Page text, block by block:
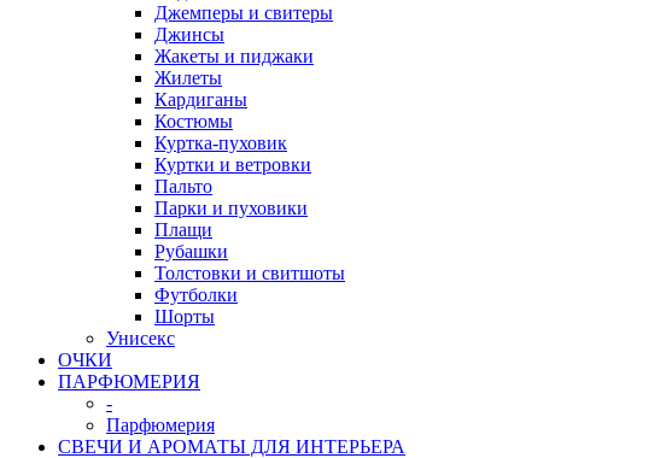
Джемперы и свитеры
Джинсы
Жакеты и пиджаки
Жилеты
Кардиганы
Костюмы
Куртка-пуховик
Куртки и ветровки
Пальто
Парки и пуховики
Плащи
Рубашки
Толстовки и свитшоты
Футболки
Шорты
Унисекс
ОЧКИ
ПАРФЮМЕРИЯ
-
Парфюмерия
СВЕЧИ И АРОМАТЫ ДЛЯ ИНТЕРЬЕРА